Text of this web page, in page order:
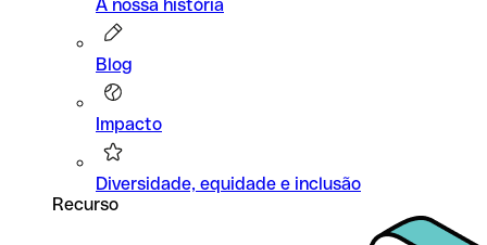
A nossa história
Blog
Impacto
Diversidade, equidade e inclusão
Recurso